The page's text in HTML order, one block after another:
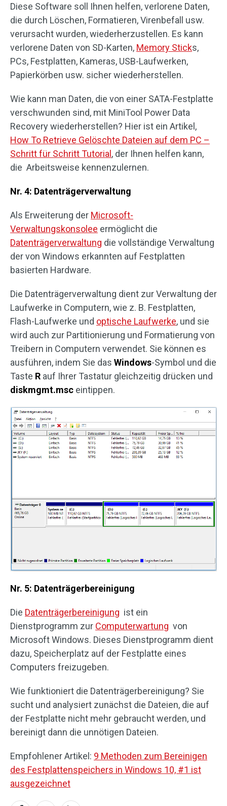
Diese Software soll Ihnen helfen, verlorene Daten,
die durch Löschen, Formatieren, Virenbefall usw.
verursacht wurden, wiederherzustellen. Es kann
verlorene Daten von SD-Karten, Memory Sticks,
PCs, Festplatten, Kameras, USB-Laufwerken,
Papierkörben usw. sicher wiederherstellen.
Wie kann man Daten, die von einer SATA-Festplatte
verschwunden sind, mit MiniTool Power Data
Recovery wiederherstellen? Hier ist ein Artikel,
How To Retrieve Gelöschte Dateien auf dem PC –
Schritt für Schritt Tutorial, der Ihnen helfen kann,
die Arbeitsweise kennenzulernen.
Nr. 4: Datenträgerverwaltung
Als Erweiterung der Microsoft-
Verwaltungskonsolee ermöglicht die
Datenträgerverwaltung die vollständige Verwaltung
der von Windows erkannten auf Festplatten
basierten Hardware.
Die Datenträgerverwaltung dient zur Verwaltung der
Laufwerke in Computern, wie z. B. Festplatten,
Flash-Laufwerke und optische Laufwerke, und sie
wird auch zur Partitionierung und Formatierung von
Treibern in Computern verwendet. Sie können es
ausführen, indem Sie das Windows-Symbol und die
Taste R auf Ihrer Tastatur gleichzeitig drücken und
diskmgmt.msc eintippen.
Nr. 5: Datenträgerbereinigung
Die Datenträgerbereinigung ist ein
Dienstprogramm zur Computerwartung von
Microsoft Windows. Dieses Dienstprogramm dient
dazu, Speicherplatz auf der Festplatte eines
Computers freizugeben.
Wie funktioniert die Datenträgerbereinigung? Sie
sucht und analysiert zunächst die Dateien, die auf
der Festplatte nicht mehr gebraucht werden, und
bereinigt dann die unnötigen Dateien.
Empfohlener Artikel: 9 Methoden zum Bereinigen
des Festplattenspeichers in Windows 10, #1 ist
ausgezeichnet